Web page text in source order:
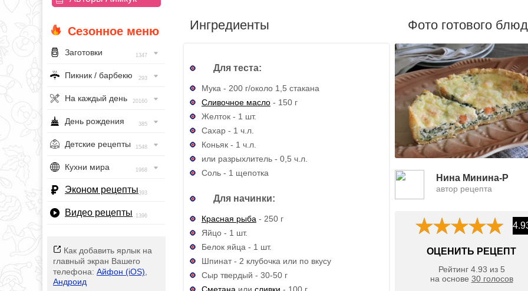
Сезонное меню
Заготовки 1347
Пикник / барбекю 293
На каждый день 20160
День рождения 385
Детские рецепты 1548
Кухни мира 1968
Эконом рецепты393
Видео рецепты 1396
Как добавить ярлык на
главный экран Вашего
телефона: Айфон (iOS)
Андроид
Ингредиенты
Для теста:
Мука - 200 г/около 1,5 стакана
Сливочное масло - 150 г
Желток - 1 шт.
Сахар - 1 ч.л.
Коньяк - 1 ч.л.
или разрыхлитель - 0,5 ч.л.
Соль - 1 щепотка
Для начинки:
Красная рыба - 250 г
Яйцо - 1 шт.
Белок яйца - 1 шт.
Шпинат - 2 клубочка или по вкусу
Сыр твердый - 30-50 г
Фото готового
Нина Минина-Р
автор рецепта
ОЦЕНИТЬ РЕЦЕПТ
Рейтинг 4.93 из 5
на основе 30голосов